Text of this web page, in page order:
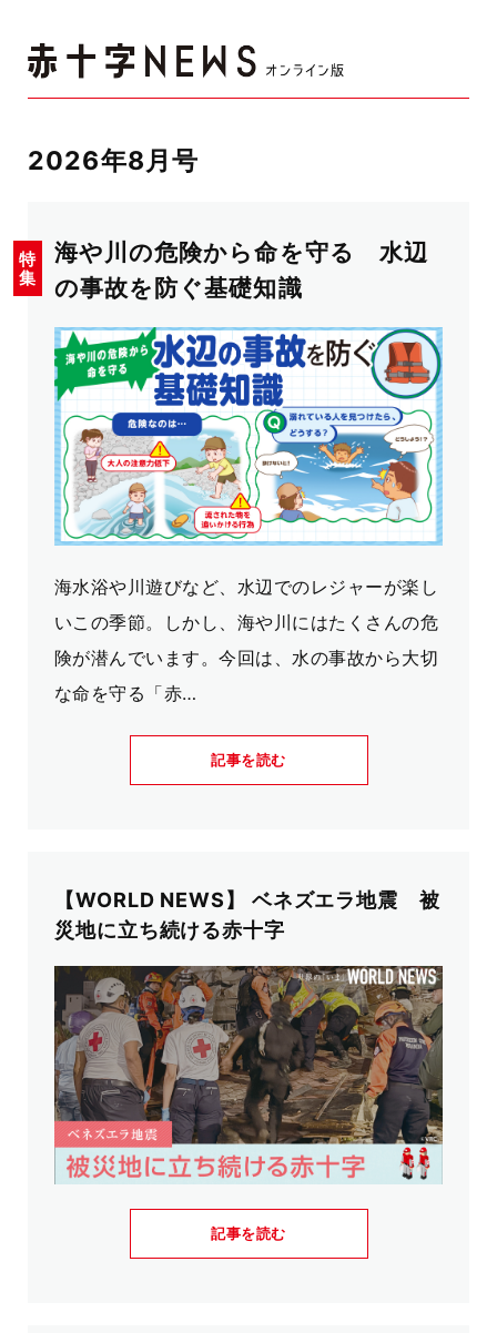
2026年8月号
海や川の危険から命を守る 水辺
の事故を防ぐ基礎知識
海水浴や川遊びなど、水辺でのレジャーが楽し
いこの季節。しかし、海や川にはたくさんの危
険が潜んでいます。今回は、水の事故から大切
な命を守る「赤…
記事を読む
【WORLD NEWS】 ベネズエラ地震 被
災地に立ち続ける赤十字
記事を読む